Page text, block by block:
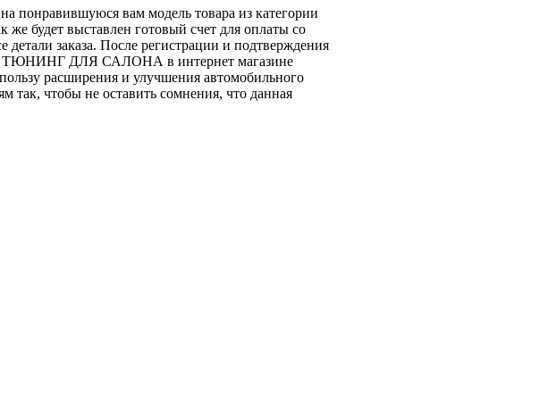
понравившуюся вам модель товара из категории
будет выставлен готовый счет для оплаты со
заказа. После регистрации и подтверждения
ТЮНИНГ ДЛЯ САЛОНА в интернет магазине
расширения и улучшения автомобильного
чтобы не оставить сомнения, что данная